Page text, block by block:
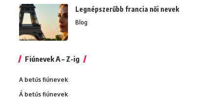
Legnépszerűbb francia női nevek
Blog
Fiúnevek A – Z-ig
A betűs fiúnevek
Á betűs fiúnevek